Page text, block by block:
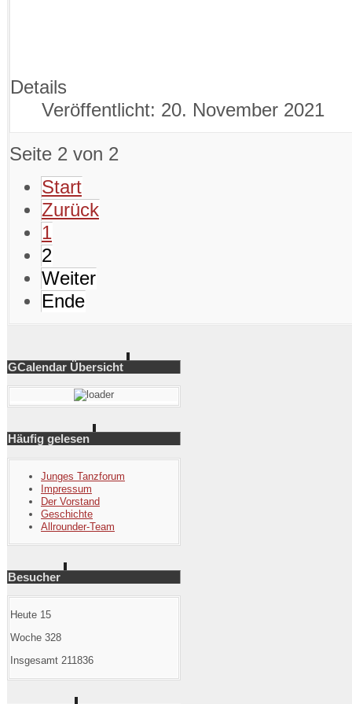
Details
Veröffentlicht: 20. November 2021
Seite 2 von 2
Start
Zurück
1
2
Weiter
Ende
GCalendar Übersicht
Häufig gelesen
Junges Tanzforum
Impressum
Der Vorstand
Geschichte
Allrounder-Team
Besucher
Heute 15
Woche 328
Insgesamt 211836